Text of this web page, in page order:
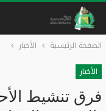
الصفحة الرئيسية
الأخبار
الأخبار
فرق تنشيط